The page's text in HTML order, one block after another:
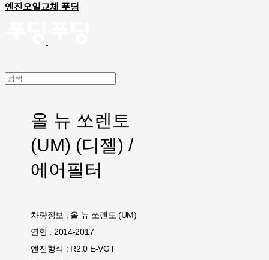
엔진오일교체 푸딩
올 뉴 쏘렌토
(UM) (디젤) /
에어필터
차량정보 : 올 뉴 쏘렌토 (UM)
연형 : 2014-2017
엔진형식 : R2.0 E-VGT